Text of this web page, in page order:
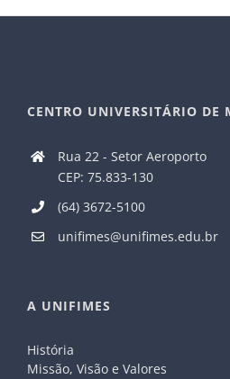
CENTRO UNIVERSITÁRIO DE
Rua 22 - Setor Aeroporto
CEP: 75.833-130
(64) 3672-5100
unifimes@unifimes.edu.br
A UNIFIMES
História
Missão, Visão e Valores